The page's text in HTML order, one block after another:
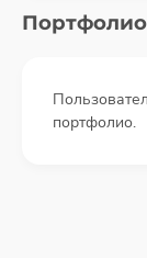
Портфолио
портфолио.